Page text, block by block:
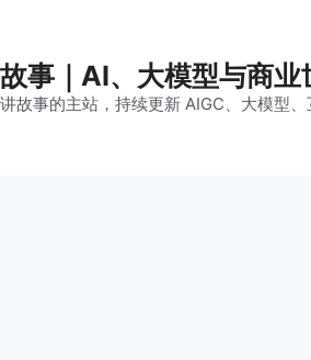
事｜AI、大模型与商业
故事的主站，持续更新 AIGC、大模型